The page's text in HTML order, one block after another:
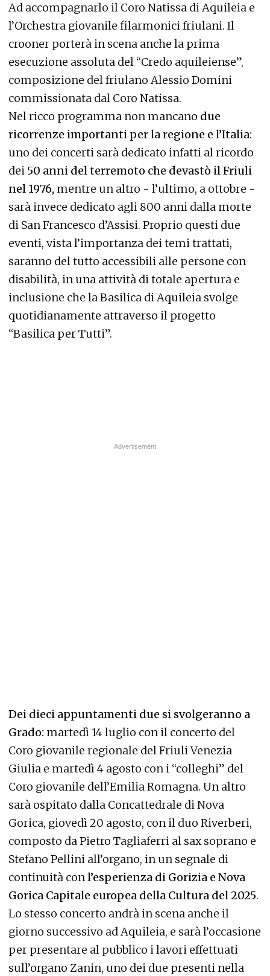
Ad accompagnarlo il Coro Natissa di Aquileia e
l’Orchestra giovanile filarmonici friulani. Il
crooner porterà in scena anche la prima
esecuzione assoluta del “Credo aquileiense”,
composizione del friulano Alessio Domini
commissionata dal Coro Natissa.
Nel ricco programma non mancano due
ricorrenze importanti per la regione e l’Italia:
uno dei concerti sarà dedicato infatti al ricordo
dei 50 anni del terremoto che devastò il Friuli
nel 1976, mentre un altro - l’ultimo, a ottobre -
sarà invece dedicato agli 800 anni dalla morte
di San Francesco d’Assisi. Proprio questi due
eventi, vista l’importanza dei temi trattati,
saranno del tutto accessibili alle persone con
disabilità, in una attività di totale apertura e
inclusione che la Basilica di Aquileia svolge
quotidianamente attraverso il progetto
“Basilica per Tutti”.
Dei dieci appuntamenti due si svolgeranno a
Grado: martedì 14 luglio con il concerto del
Coro giovanile regionale del Friuli Venezia
Giulia e martedì 4 agosto con i “colleghi” del
Coro giovanile dell’Emilia Romagna. Un altro
sarà ospitato dalla Concattedrale di Nova
Gorica, giovedì 20 agosto, con il duo Riverberi,
composto da Pietro Tagliaferri al sax soprano e
Stefano Pellini all’organo, in un segnale di
continuità conl’esperienza di Gorizia e Nova
Gorica Capitale europea della Cultura del 2025.
Lo stesso concerto andrà in scena anche il
giorno successivo ad Aquileia, e sarà l’occasione
per presentare al pubblico i lavori effettuati
sull’organo Zanin, uno dei due presenti nella